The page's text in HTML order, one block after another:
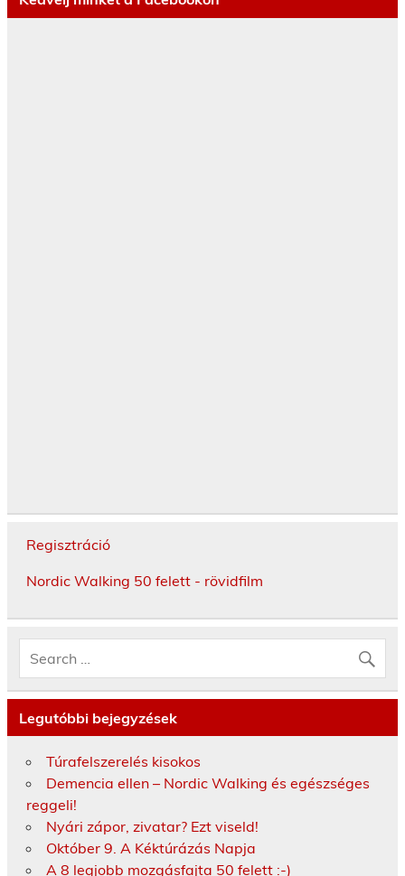
Regisztráció
Nordic Walking 50 felett - rövidfilm
Legutóbbi bejegyzések
Túrafelszerelés kisokos
Demencia ellen – Nordic Walking és egészséges
reggeli!
Nyári zápor, zivatar? Ezt viseld!
Október 9. A Kéktúrázás Napja
A 8 legjobb mozgásfajta 50 felett :-)